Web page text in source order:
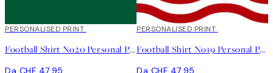
PERSONALISED PRINT
Football Shirt No20 Personal Poster
Da CHF 47.95
PERSONALISED PRINT
Football Shirt No19 Personal Poster
Da CHF 47.95